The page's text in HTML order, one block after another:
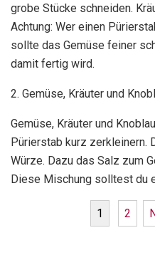
grobe Stücke schneiden.
Achtung: Wer einen
sollte das Gemüse feiner
damit fertig wird.
2. Gemüse, Kräuter und
Gemüse, Kräuter und
Pürierstab kurz zerkleinern.
Würze. Dazu das Salz zum
Diese Mischung solltest du
1 2